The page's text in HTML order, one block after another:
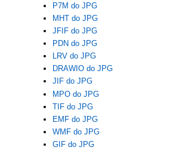
P7M do JPG
MHT do JPG
JFIF do JPG
PDN do JPG
LRV do JPG
DRAWIO do JPG
JIF do JPG
MPO do JPG
TIF do JPG
EMF do JPG
WMF do JPG
GIF do JPG